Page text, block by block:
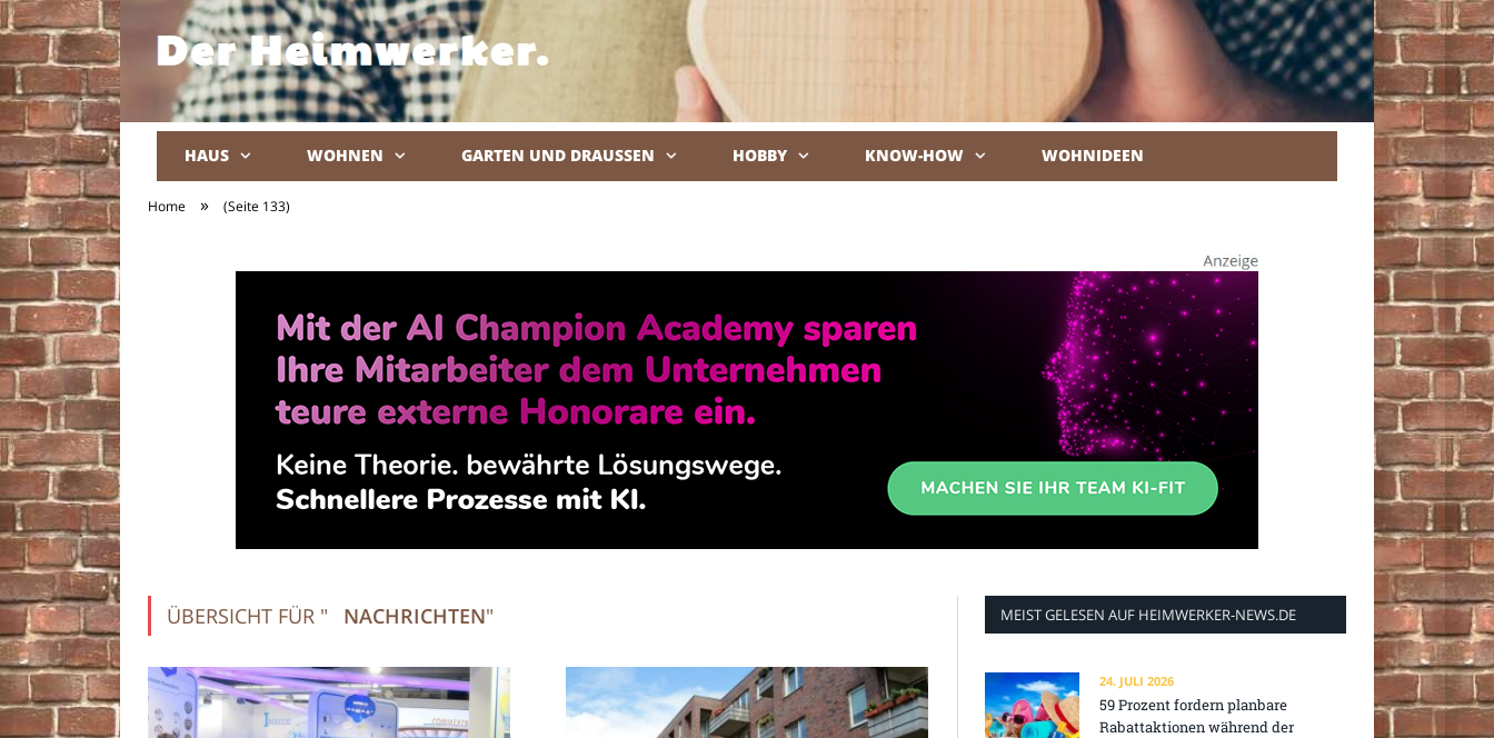
HAUS WOHNEN GARTEN UND DRAUSSEN HOBBY KNOW-HOW WOHNIDEEN
Home » (Seite 133)
ÜBERSICHT FÜR " NACHRICHTEN" MEIST GELESEN AUF HEIMWERKER-NEWS.DE
24. JULI 2026
59 Prozent fordern planbare
Rabattaktionen während der